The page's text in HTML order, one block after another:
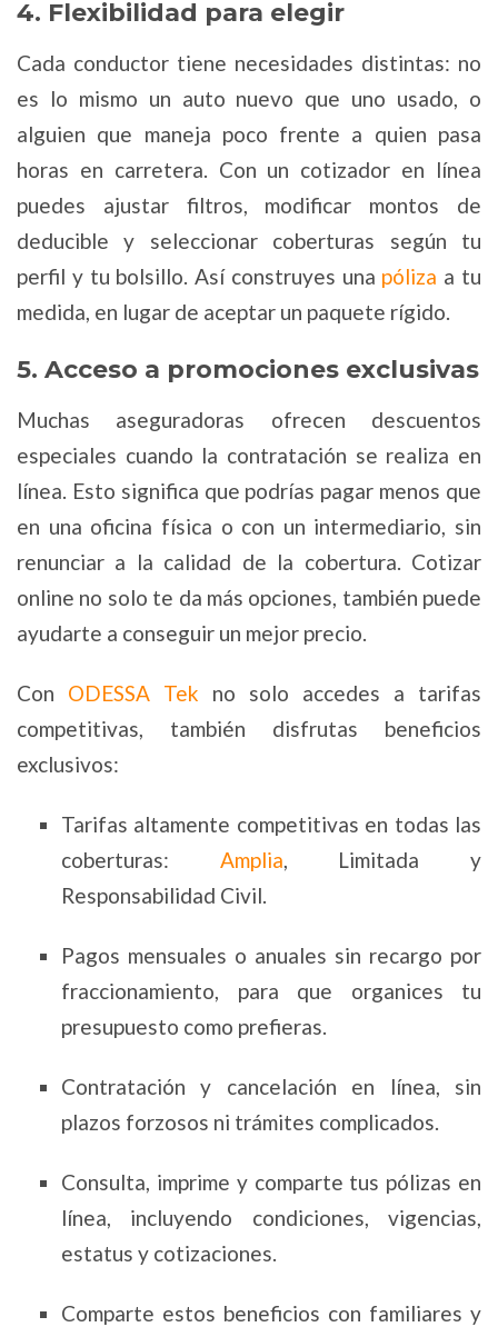
4. Flexibilidad para elegir
Cada conductor tiene necesidades distintas: no
es lo mismo un auto nuevo que uno usado, o
alguien que maneja poco frente a quien pasa
horas en carretera. Con un cotizador en línea
puedes ajustar filtros, modificar montos de
deducible y seleccionar coberturas según tu
perfil y tu bolsillo. Así construyes una póliza a tu
medida, en lugar de aceptar un paquete rígido.
5. Acceso a promociones exclusivas
Muchas aseguradoras ofrecen descuentos
especiales cuando la contratación se realiza en
línea. Esto significa que podrías pagar menos que
en una oficina física o con un intermediario, sin
renunciar a la calidad de la cobertura. Cotizar
online no solo te da más opciones, también puede
ayudarte a conseguir un mejor precio.
Con ODESSA Tek no solo accedes a tarifas
competitivas, también disfrutas beneficios
exclusivos:
Tarifas altamente competitivas en todas las
coberturas: Amplia, Limitada y
Responsabilidad Civil.
Pagos mensuales o anuales sin recargo por
fraccionamiento, para que organices tu
presupuesto como prefieras.
Contratación y cancelación en línea, sin
plazos forzosos ni trámites complicados.
Consulta, imprime y comparte tus pólizas en
línea, incluyendo condiciones, vigencias,
estatus y cotizaciones.
Comparte estos beneficios con familiares y